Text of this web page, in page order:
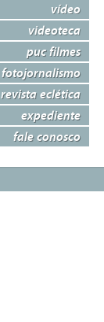
vídeo
videoteca
puc filmes
fotojornalismo
revista eclética
expediente
fale conosco